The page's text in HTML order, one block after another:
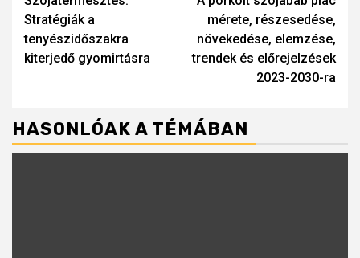
Reading
Stratégiák a
tenyészidőszakra
kiterjedő gyomirtásra
mérete, részesedése,
növekedése, elemzése,
trendek és előrejelzések
2023-2030-ra
HASONLÓAK A TÉMÁBAN